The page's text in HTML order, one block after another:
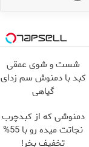
شست و شوی عمقی
کبد با دمنوش سم زدای
گیاهی
دمنوشی که از کبدچرب
نجاتت میده رو با 55%
تخفیف بخر!